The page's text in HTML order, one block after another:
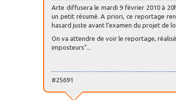
Arte diffusera le mardi 9 février 2010 à
un petit résumé. A priori, ce reportage
hasard juste avant l’examen du projet de
On va attendre de voir le reportage,
imposteurs"...
#25691